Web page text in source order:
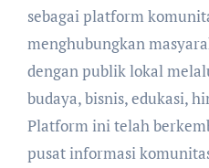
sebagai platform
menghubungkan
dengan publik lokal
budaya, bisnis, edukasi,
Platform ini telah
pusat informasi